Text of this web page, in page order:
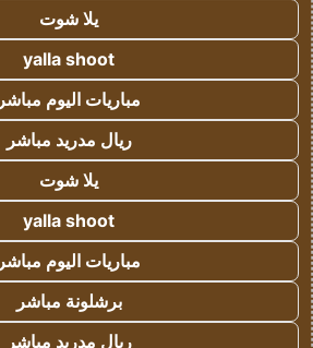
يلا شوت
yalla shoot
مباريات اليوم مباشر
ريال مدريد مباشر
يلا شوت
yalla shoot
مباريات اليوم مباشر
برشلونة مباشر
ريال مدريد مباشر